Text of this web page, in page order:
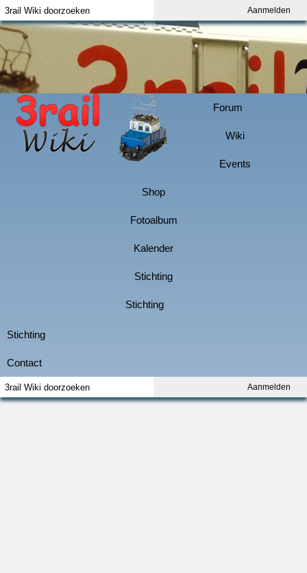
Aanmelden
Aanmelden